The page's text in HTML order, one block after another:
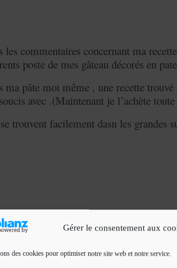
Gérer le consentement aux
des cookies pour optimiser notre site web et notre service.
commentaires concernant ma
poste de mes gâteau décorés en
ma pâte moi même , une recette
avec .(Maintenant je l’achète
trouvent facilement dasn les grandes